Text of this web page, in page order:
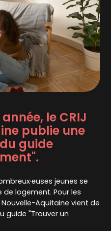
le CRIJ
publie une
guide
jeunes se
logement. Pour les
Aquitaine vient de
guide "Trouver un